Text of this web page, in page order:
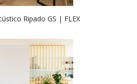
Ripado GS | FLEX